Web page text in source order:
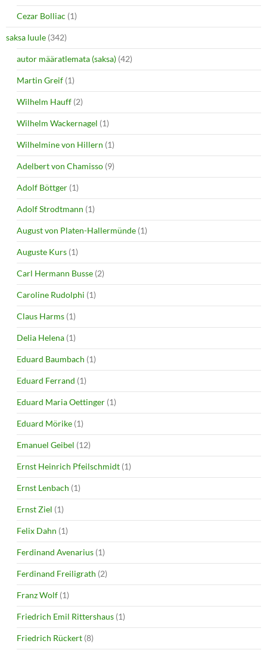
Cezar Bolliac (1)
saksa luule (342)
autor määratlemata (saksa) (42)
Martin Greif (1)
Wilhelm Hauff (2)
Wilhelm Wackernagel (1)
Wilhelmine von Hillern (1)
Adelbert von Chamisso (9)
Adolf Böttger (1)
Adolf Strodtmann (1)
August von Platen-Hallermünde (1)
Auguste Kurs (1)
Carl Hermann Busse (2)
Caroline Rudolphi (1)
Claus Harms (1)
Delia Helena (1)
Eduard Baumbach (1)
Eduard Ferrand (1)
Eduard Maria Oettinger (1)
Eduard Mörike (1)
Emanuel Geibel (12)
Ernst Heinrich Pfeilschmidt (1)
Ernst Lenbach (1)
Ernst Ziel (1)
Felix Dahn (1)
Ferdinand Avenarius (1)
Ferdinand Freiligrath (2)
Franz Wolf (1)
Friedrich Emil Rittershaus (1)
Friedrich Rückert (8)